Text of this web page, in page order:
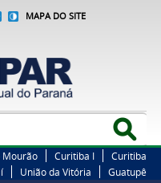
MAPA DO SITE
Mourão Curitiba I
Curitiba
União da Vitória Guatupê